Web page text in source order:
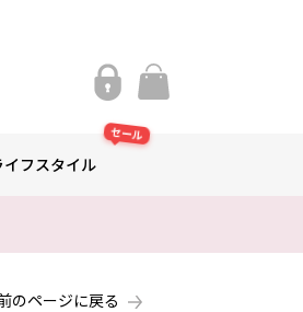
イフスタイル
セール
のページに戻る